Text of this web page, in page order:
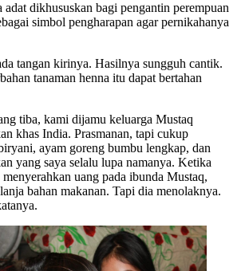
adat dikhususkan bagi pengantin perempuan
simbol pengharapan agar pernikahanya
tangan kirinya. Hasilnya sungguh cantik.
tanaman henna itu dapat bertahan
tiba, kami dijamu keluarga Mustaq
khas India. Prasmanan, tapi cukup
ayam goreng bumbu lengkap, dan
yang saya selalu lupa namanya. Ketika
uang pada ibunda Mustaq,
bahan makanan. Tapi dia menolaknya.